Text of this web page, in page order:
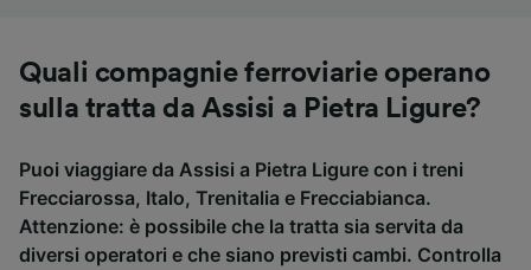
Quali compagnie ferroviarie operano
sulla tratta da Assisi a Pietra Ligure?
Puoi viaggiare da Assisi a Pietra Ligure con i treni
Frecciarossa, Italo, Trenitalia e Frecciabianca.
Attenzione: è possibile che la tratta sia servita da
diversi operatori e che siano previsti cambi. Controlla